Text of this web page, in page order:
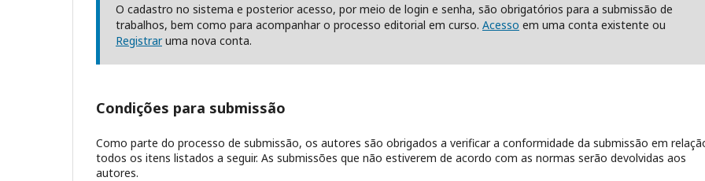
O cadastro no sistema e posterior acesso, por meio de login e senha, são obrigatórios para a submissão de
trabalhos, bem como para acompanhar o processo editorial em curso. Acesso em uma conta existente ou
Registraruma nova conta.
Condições para submissão
Como parte do processo de submissão, os autores são obrigados a verificar a conformidade da submissão em
todos os itens listados a seguir. As submissões que não estiverem de acordo com as normas serão devolvidas aos
autores.